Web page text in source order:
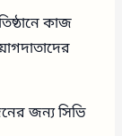
কাজ
জন্য সিভি